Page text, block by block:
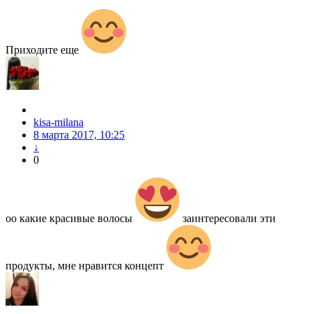
Приходите еще
kisa-milana
8 марта 2017, 10:25
↓
0
оо какие красивые волосы заинтересовали эти
продукты, мне нравится концепт